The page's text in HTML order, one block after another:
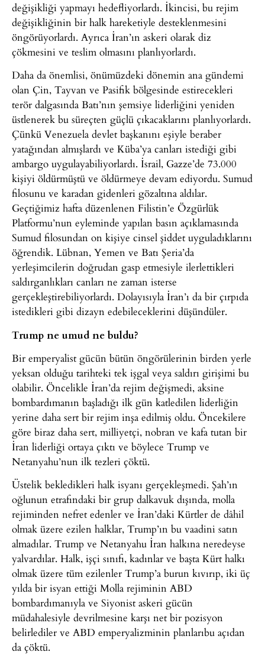
değişikliği yapmayı hedefliyorlardı. İkincisi, bu rejim
değişikliğinin bir halk hareketiyle desteklenmesini
öngörüyorlardı. Ayrıca İran’ın askeri olarak diz
çökmesini ve teslim olmasını planlıyorlardı.
Daha da önemlisi, önümüzdeki dönemin ana gündemi
olan Çin, Tayvan ve Pasifik bölgesinde estirecekleri
terör dalgasında Batı’nın şemsiye liderliğini yeniden
üstlenerek bu süreçten güçlü çıkacaklarını planlıyorlardı.
Çünkü Venezuela devlet başkanını eşiyle beraber
yatağından almışlardı ve Küba’ya canları istediği gibi
ambargo uygulayabiliyorlardı. İsrail, Gazze’de 73.000
kişiyi öldürmüştü ve öldürmeye devam ediyordu. Sumud
filosunu ve karadan gidenleri gözaltına aldılar.
Geçtiğimiz hafta düzenlenen Filistin’e Özgürlük
Platformu’nun eyleminde yapılan basın açıklamasında
Sumud filosundan on kişiye cinsel şiddet uyguladıklarını
öğrendik. Lübnan, Yemen ve Batı Şeria’da
yerleşimcilerin doğrudan gasp etmesiyle ilerlettikleri
saldırganlıkları canları ne zaman isterse
gerçekleştirebiliyorlardı. Dolayısıyla İran’ı da bir çırpıda
istedikleri gibi dizayn edebileceklerini düşündüler.
Trump ne umud ne buldu?
Bir emperyalist gücün bütün öngörülerinin birden yerle
yeksan olduğu tarihteki tek işgal veya saldırı girişimi bu
olabilir. Öncelikle İran’da rejim değişmedi, aksine
bombardımanın başladığı ilk gün katledilen liderliğin
yerine daha sert bir rejim inşa edilmiş oldu. Öncekilere
göre biraz daha sert, milliyetçi, nobran ve kafa tutan bir
İran liderliği ortaya çıktı ve böylece Trump ve
Netanyahu’nun ilk tezleri çöktü.
Üstelik bekledikleri halk isyanı gerçekleşmedi. Şah’ın
oğlunun etrafındaki bir grup dalkavuk dışında, molla
rejiminden nefret edenler ve İran’daki Kürtler de dâhil
olmak üzere ezilen halklar, Trump’ın bu vaadini satın
almadılar. Trump ve Netanyahu İran halkına neredeyse
yalvardılar. Halk, işçi sınıfı, kadınlar ve başta Kürt halkı
olmak üzere tüm ezilenler Trump’a burun kıvırıp, iki üç
yılda bir isyan ettiği Molla rejiminin ABD
bombardımanıyla ve Siyonist askeri gücün
müdahalesiyle devrilmesine karşı net bir pozisyon
belirlediler ve ABD emperyalizminin planlarıbu açıdan
da çöktü.